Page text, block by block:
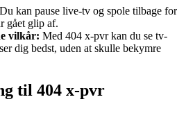
Du kan pause live-tv og spole tilbage for
gået glip af.
vilkår: Med 404 x-pvr kan du se tv-
dig bedst, uden at skulle bekymre
til 404 x-pvr